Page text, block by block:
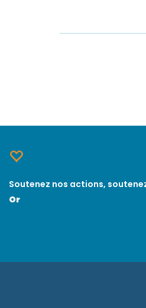
Soutenez nos actions,
Or